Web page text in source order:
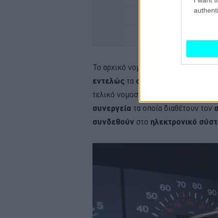
Το αρχικό νομοσχέδιο που είχε
εντελώς τα συνεργεία
τελικό νομοσχέδιο
συνεργεία τα οποία διαθέτουν τον
συνδεθούν στο ηλεκτρονικό